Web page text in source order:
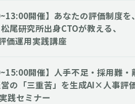
開催】あなたの評価制度を
尾研究所出身CTOが教える、
価運用実践講座
開催】人手不足・採用難・
の「三重苦」を生成AI×人事評
践セミナー